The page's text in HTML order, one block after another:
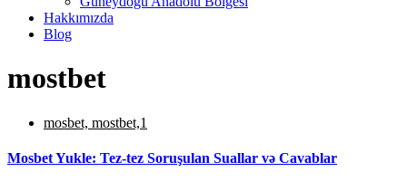
Hakkımızda
Blog
mostbet
mosbet, mostbet,1
Mosbet Yukle: Tez-tez Soruşulan Suallar və Cavablar